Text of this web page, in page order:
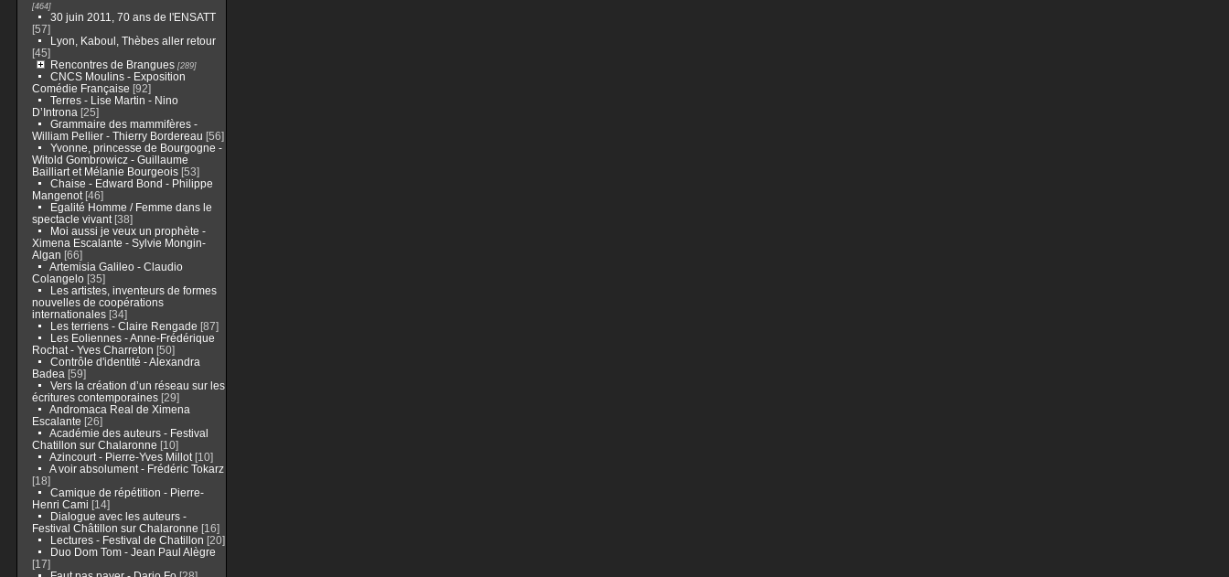
[464]
30 juin 2011, 70 ans de l'ENSATT
[57]
Lyon, Kaboul, Thèbes aller retour
[45]
Rencontres de Brangues[289]
CNCS Moulins - Exposition
Comédie Française [92]
Terres - Lise Martin - Nino
D’Introna [25]
Grammaire des mammifères -
William Pellier - Thierry Bordereau [56]
Yvonne, princesse de Bourgogne -
Witold Gombrowicz - Guillaume
Bailliart et Mélanie Bourgeois[53]
Chaise - Edward Bond - Philippe
Mangenot[46]
Egalité Homme / Femme dans le
spectacle vivant[38]
Moi aussi je veux un prophète -
Ximena Escalante - Sylvie Mongin-
Algan [66]
Artemisia Galileo - Claudio
Colangelo[35]
Les artistes, inventeurs de formes
nouvelles de coopérations
internationales[34]
Les terriens - Claire Rengade [87]
Les Eoliennes - Anne-Frédérique
Rochat - Yves Charreton [50]
Contrôle d'identité - Alexandra
Badea [59]
Vers la création d’un réseau sur les
écritures contemporaines[29]
Andromaca Real de Ximena
Escalante [26]
Académie des auteurs - Festival
Chatillon sur Chalaronne [10]
Azincourt - Pierre-Yves Millot[10]
A voir absolument - Frédéric Tokarz
[18]
Camique de répétition - Pierre-
Henri Cami [14]
Dialogue avec les auteurs -
Festival Châtillon sur Chalaronne [16]
Lectures - Festival de Chatillon [20]
Duo Dom Tom - Jean Paul Alègre
[17]